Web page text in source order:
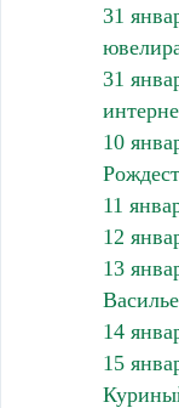
31
31
10
11
12
13
14
15